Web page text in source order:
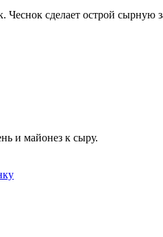
Чеснок сделает острой сырную
и майонез к сыру.